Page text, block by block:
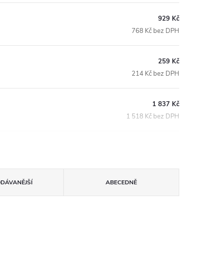
929 Kč
768 Kč bez DPH
259 Kč
214 Kč bez DPH
1 837 Kč
1 518 Kč bez DPH
ABECEDNĚ